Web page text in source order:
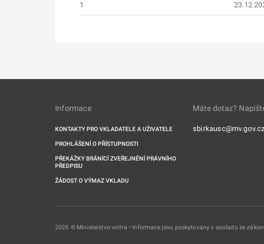
1
Informace
KONTAKTY PRO VKLADATELE A UŽIVATELE
PROHLÁŠENÍ O PŘÍSTUPNOSTI
PŘEKÁŽKY BRÁNÍCÍ ZVEŘEJNĚNÍ PRÁVNÍHO
PŘEDPISU
ŽÁDOST O VÝMAZ VKLADU
Máte dotaz?
sbirkausc@mv.gov.cz
2026 © Ministerstvo vnitra • Informace jsou poskytovány v souladu se